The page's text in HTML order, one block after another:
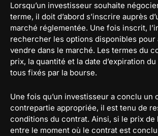
Lorsqu’un investisseur souhaite
terme, il doit d’abord s’inscrire auprès
marché réglementée. Une fois inscrit,
rechercher les options disponibles pour
vendre dans le marché. Les termes du
prix, la quantité et la date d’expiration
tous fixés par la bourse.
Une fois qu’un investisseur a conclu un
contrepartie appropriée, il est tenu de
conditions du contrat. Ainsi, si le prix de
entre le moment où le contrat est